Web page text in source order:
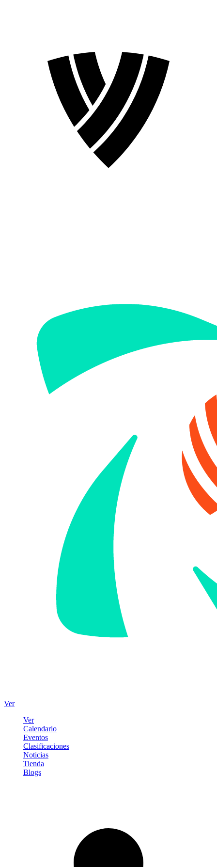
Ver
Ver
Calendario
Eventos
Clasificaciones
Noticias
Tienda
Blogs